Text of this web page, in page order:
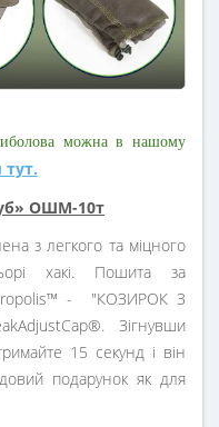
можна в нашому
ОШМ-10т
з легкого та міцного
хакі. Пошита за
- "КОЗИРОК З
Зігнувши
15 секунд і він
подарунок як для